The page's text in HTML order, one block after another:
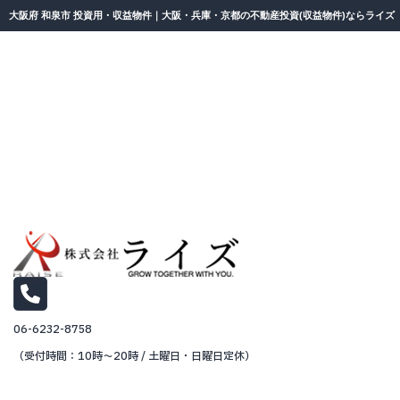
大阪府 和泉市 投資用・収益物件｜大阪・兵庫・京都の不動産投資(収益物件)ならライズ
06-6232-8758
（受付時間：10時～20時 / 土曜日・日曜日定休）